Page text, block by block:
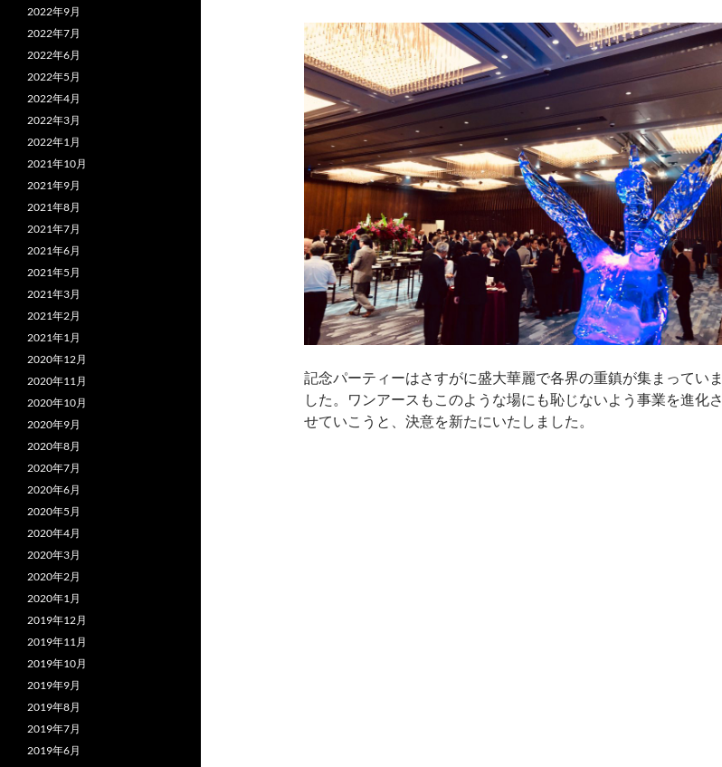
記念パーティーはさすがに盛大華麗で各界の重鎮が集まっていま
した。ワンアースもこのような場にも恥じないよう事業を進化さ
せていこうと、決意を新たにいたしました。
2022年9月
2022年7月
2022年6月
2022年5月
2022年4月
2022年3月
2022年1月
2021年10月
2021年9月
2021年8月
2021年7月
2021年6月
2021年5月
2021年3月
2021年2月
2021年1月
2020年12月
2020年11月
2020年10月
2020年9月
2020年8月
2020年7月
2020年6月
2020年5月
2020年4月
2020年3月
2020年2月
2020年1月
2019年12月
2019年11月
2019年10月
2019年9月
2019年8月
2019年7月
2019年6月